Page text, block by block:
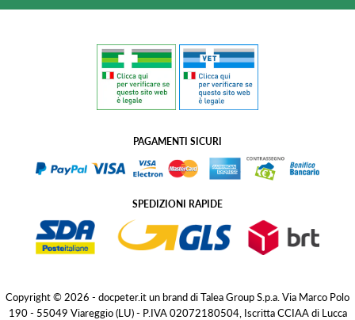
PAGAMENTI SICURI
SPEDIZIONI RAPIDE
Copyright © 2026 - docpeter.it un brand di Talea Group S.p.a. Via Marco Polo
190 - 55049 Viareggio (LU) - P.IVA 02072180504, Iscritta CCIAA di Lucca